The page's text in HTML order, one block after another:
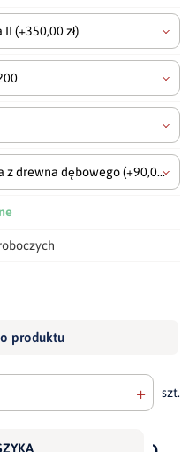
II (+350,00 zł)
z drewna dębowego(+90,00 zł)
produktu
+ szt.